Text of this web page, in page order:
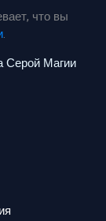
что вы
.
Серой Магии